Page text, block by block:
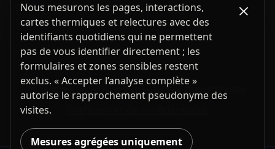
Conditions
© 2026 the usual neXt S.r.l. — N° TVA IT02182990669
Nous mesurons les pages, interactions,
cartes thermiques et relectures avec des
identifiants quotidiens qui ne permettent
pas de vous identifier directement ; les
formulaires et zones sensibles restent
exclus. « Accepter l’analyse complète »
autorise le rapprochement pseudonyme des
visites.
Mesures agrégées uniquement